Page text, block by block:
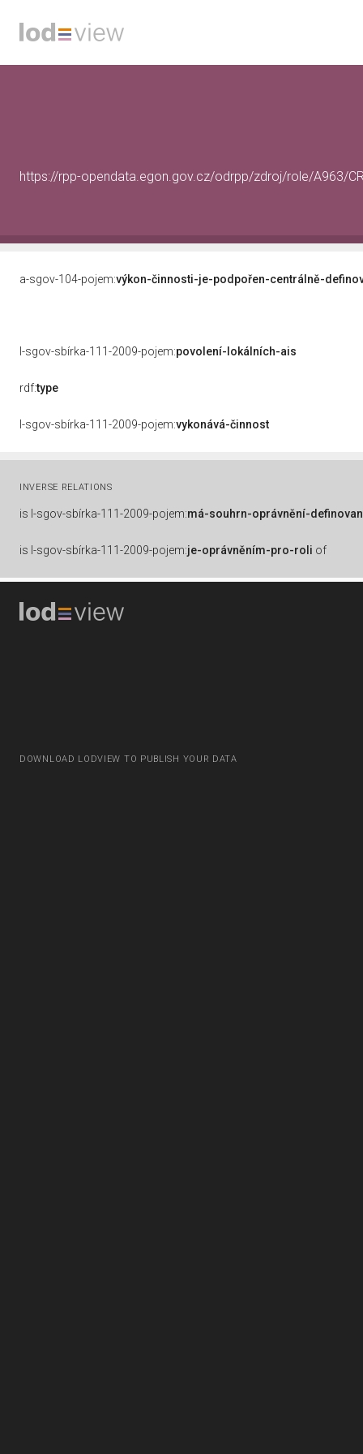
https://rpp-opendata.egon.gov.cz/odrpp/zdroj/role/A963/
a-sgov-104-pojem:výkon-činnosti-je-podpořen-centrálně-
l-sgov-sbírka-111-2009-pojem:povolení-lokálních-ais
rdf:type
l-sgov-sbírka-111-2009-pojem:vykonává-činnost
INVERSE RELATIONS
is l-sgov-sbírka-111-2009-pojem:má-souhrn-oprávnění-
is l-sgov-sbírka-111-2009-pojem:je-oprávněním-pro-roli of
DOWNLOAD LODVIEW TO PUBLISH YOUR DATA